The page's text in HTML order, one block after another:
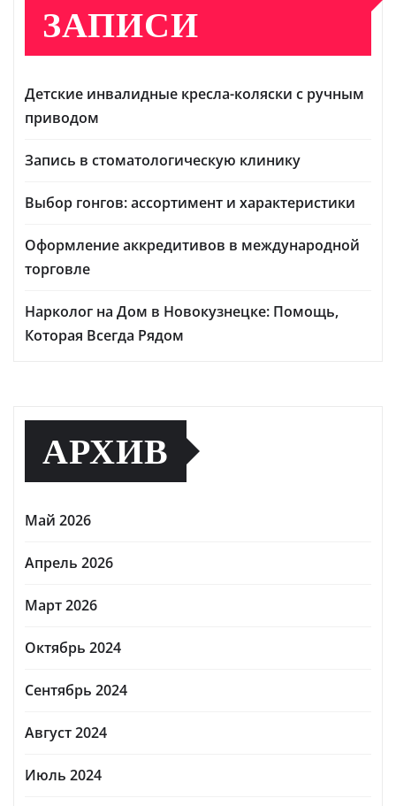
ЗАПИСИ
Детские инвалидные кресла-коляски с ручным
приводом
Запись в стоматологическую клинику
Выбор гонгов: ассортимент и характеристики
Оформление аккредитивов в международной
торговле
Нарколог на Дом в Новокузнецке: Помощь,
Которая Всегда Рядом
АРХИВ
Май 2026
Апрель 2026
Март 2026
Октябрь 2024
Сентябрь 2024
Август 2024
Июль 2024